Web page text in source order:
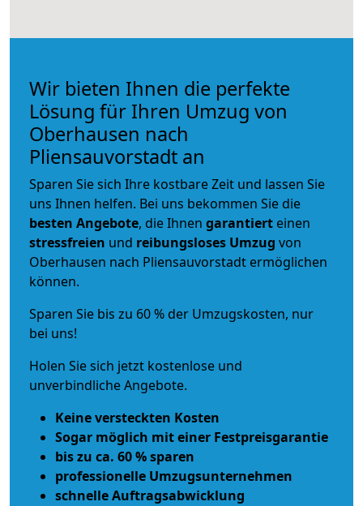
Wir bieten Ihnen die perfekte
Lösung für Ihren Umzug von
Oberhausen nach
Pliensauvorstadt an
Sparen Sie sich Ihre kostbare Zeit und lassen Sie
uns Ihnen helfen. Bei uns bekommen Sie die
besten Angebote, die Ihnen garantiert einen
stressfreien und reibungsloses Umzug von
Oberhausen nach Pliensauvorstadt ermöglichen
können.
Sparen Sie bis zu 60 % der Umzugskosten, nur
bei uns!
Holen Sie sich jetzt kostenlose und
unverbindliche Angebote.
Keine versteckten Kosten
Sogar möglich mit einer Festpreisgarantie
bis zu ca. 60 % sparen
professionelle Umzugsunternehmen
schnelle Auftragsabwicklung